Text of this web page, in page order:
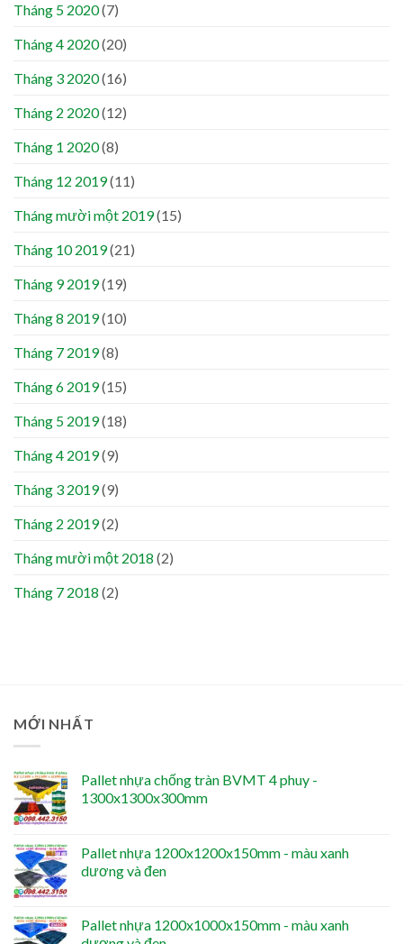
Tháng 5 2020(7)
Tháng 4 2020(20)
Tháng 3 2020(16)
Tháng 2 2020(12)
Tháng 1 2020(8)
Tháng 12 2019(11)
Tháng mười một 2019(15)
Tháng 10 2019(21)
Tháng 9 2019(19)
Tháng 8 2019(10)
Tháng 7 2019(8)
Tháng 6 2019(15)
Tháng 5 2019(18)
Tháng 4 2019(9)
Tháng 3 2019(9)
Tháng 2 2019(2)
Tháng mười một 2018 (2)
Tháng 7 2018 (2)
MỚI NHẤT
Pallet nhựa chống tràn BVMT 4 phuy -
1300x1300x300mm
Pallet nhựa 1200x1200x150mm - màu xanh
dương và đen
Pallet nhựa 1200x1000x150mm - màu xanh